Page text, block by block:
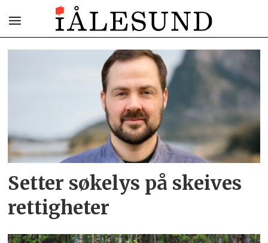
rettigheter
Setter søkelys på skeives
rettigheter